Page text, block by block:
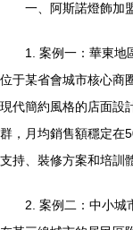
一、阿斯諾燈飾加
1. 案例一：華東地
位于某省會城市核心商
現代簡約風格的店面設
群，月均銷售額穩定在
支持、裝修方案和培訓
2. 案例二：中小城